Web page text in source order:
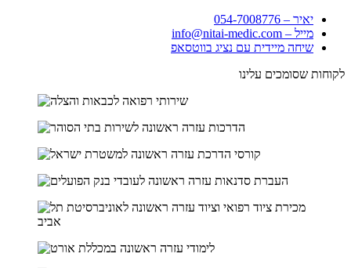
יאיר – 054-7008776
מייל – info@nitai-medic.com
שיחה מיידית עם נציג בווטסאפ
לקוחות שסומכים עלינו